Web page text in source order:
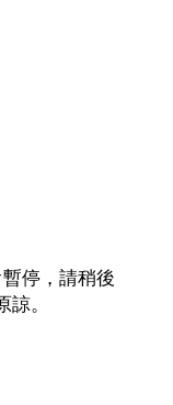
停，請稍後
。